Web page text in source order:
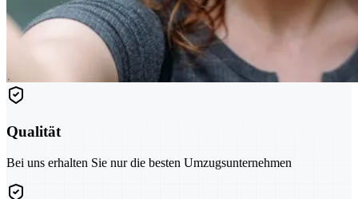
Qualität
Bei uns erhalten Sie nur die besten Umzugsunternehmen